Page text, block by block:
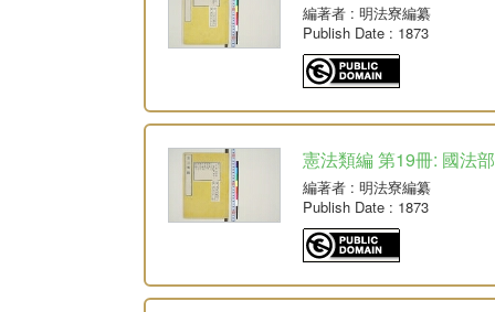
編著者 : 明法寮編纂
Publish Date : 1873
憲法類編 第19冊: 國法
編著者 : 明法寮編纂
Publish Date : 1873